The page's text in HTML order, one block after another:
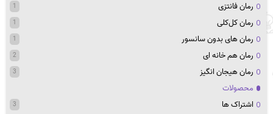
رمان فانتزی 1
رمان کل‌کلی 1
رمان های بدون سانسور 1
رمان هم خانه ای 2
رمان هیجان انگیز 3
محصولات
اشتراک ها
3